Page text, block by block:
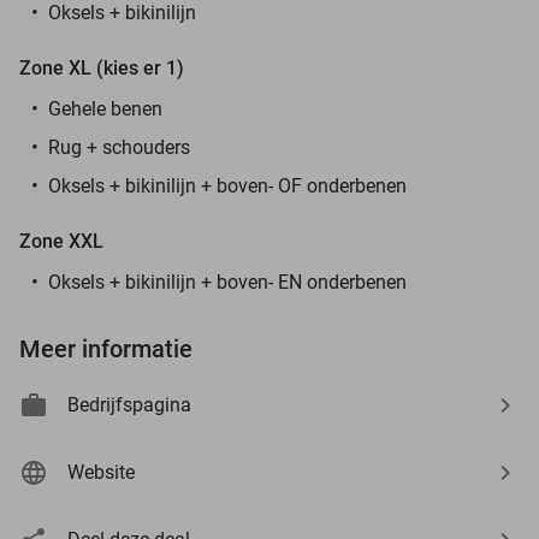
Oksels + bikinilijn
Zone XL (kies er 1)
Gehele benen
Rug + schouders
Oksels + bikinilijn + boven- OF onderbenen
Zone XXL
Oksels + bikinilijn + boven- EN onderbenen
Meer informatie
Bedrijfspagina
Website